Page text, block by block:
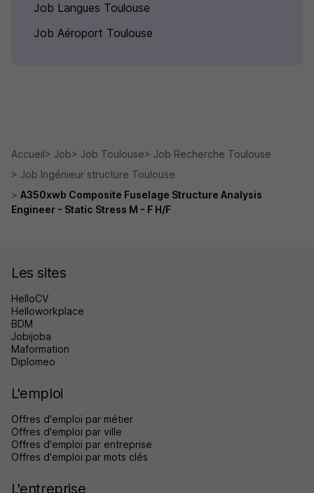
Job Langues Toulouse
Job Aéroport Toulouse
Accueil Job Job Toulouse
Job Recherche Toulouse
Job Ingénieur structure Toulouse
A350xwb Composite Fuselage Structure Analysis
Engineer - Static Stress M - F H/F
Les sites
HelloCV
Helloworkplace
BDM
Jobijoba
Maformation
Diplomeo
L'emploi
Offres d'emploi par métier
Offres d'emploi par ville
Offres d'emploi par entreprise
Offres d'emploi par mots clés
L'entreprise